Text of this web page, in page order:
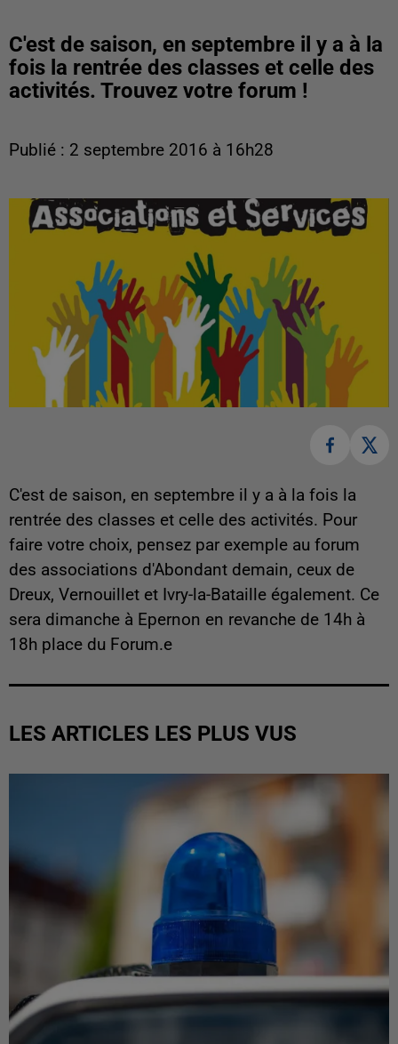
C'est de saison, en septembre il y a à la
fois la rentrée des classes et celle des
activités. Trouvez votre forum !
Publié : 2 septembre 2016 à 16h28
C'est de saison, en septembre il y a à la fois la
rentrée des classes et celle des activités. Pour
faire votre choix, pensez par exemple au forum
des associations d'Abondant demain, ceux de
Dreux, Vernouillet et Ivry-la-Bataille également. Ce
sera dimanche à Epernon en revanche de 14h à
18h place du Forum.e
LES ARTICLES LES PLUS VUS